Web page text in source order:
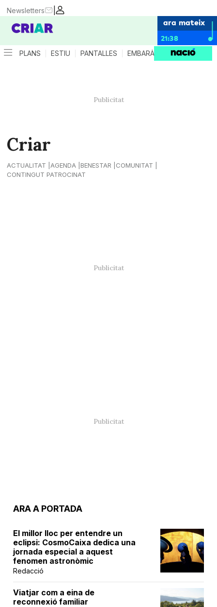
|
Newsletters
ara mateix
21:38
PLANS ESTIU PANTALLES EMBARÀS CRIANÇA
Criar
ACTUALITAT AGENDA BENESTAR
COMUNITAT
CONTINGUT PATROCINAT
ARA A PORTADA
El millor lloc per entendre un
eclipsi: CosmoCaixa dedica una
jornada especial a aquest
fenomen astronòmic
Redacció
Viatjar com a eina de
reconnexió familiar